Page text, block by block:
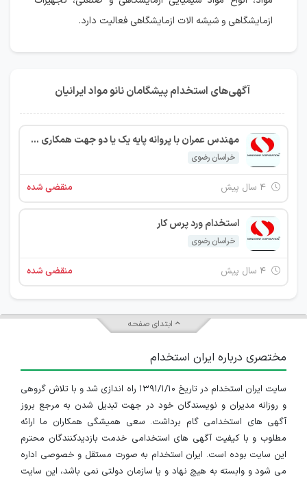
ازمایشگاهی و شیشه الات ازمایشگاهی فعالیت دارد.
آگهی‌های استخدام پیشگامان نانو مواد ایرانیان
مهندس عمران با پروانه پایه یک یا دو جهت همکاری در آزمایشگاه
خراسان رضوی
منقضی شده
استخدام ورد پرس کار
خراسان رضوی
منقضی شده
ابتدای صفحه
مختصری درباره ایران استخدام
سایت ایران استخدام در تاریخ ۱۳۹۱/۱/۱۰ راه اندازی شد و با تلاش گروهی
و روزانه مدیران و نویسندگان خود در جهت تبدیل شدن به مرجع بروز
آگهی های استخدامی گام برداشت. سعی همیشگی همکاران ما ارائه
مطلوب و با کیفیت آگهی های استخدامی خدمت بازدیدکنندگان محترم
این سایت بوده است. ایران استخدام به صورت مستقل و خصوصی اداره
می شود و وابسته به هیچ نهاد و یا سازمان دولتی نمی باشد، این سایت